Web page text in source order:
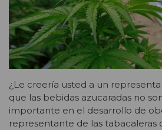
¿Le creería usted a un
que las bebidas azucaradas no
importante en el desarrollo de
representante de las tabacaleras